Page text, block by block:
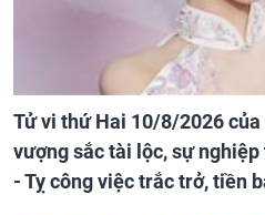
Tử vi thứ Hai 10/8/2026
vượng sắc tài lộc, sự
- Tỵ công việc trắc trở, tiền